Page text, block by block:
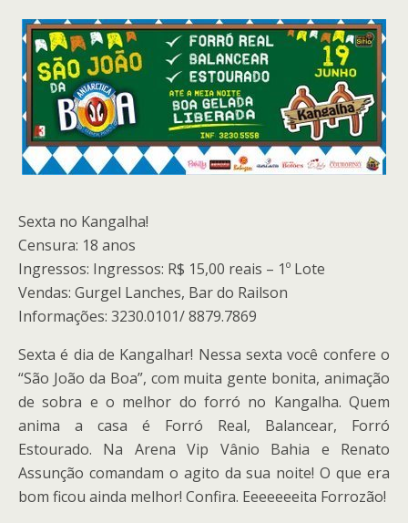
Sexta no Kangalha!
Censura: 18 anos
Ingressos: Ingressos: R$ 15,00 reais – 1º Lote
Vendas: Gurgel Lanches, Bar do Railson
Informações: 3230.0101/ 8879.7869
Sexta é dia de Kangalhar! Nessa sexta você confere o
“São João da Boa”, com muita gente bonita, animação
de sobra e o melhor do forró no Kangalha. Quem
anima a casa é Forró Real, Balancear, Forró
Estourado. Na Arena Vip Vânio Bahia e Renato
Assunção comandam o agito da sua noite! O que era
bom ficou ainda melhor! Confira. Eeeeeeeita Forrozão!